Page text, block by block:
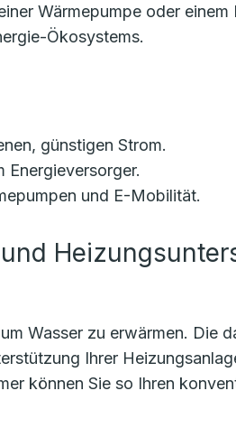
Wärmepumpe oder
Ökosystems.
günstigen Strom.
Energieversorger.
und E-Mobilität.
Wasser zu erwärmen. Die
Ihrer
können Sie so Ihren